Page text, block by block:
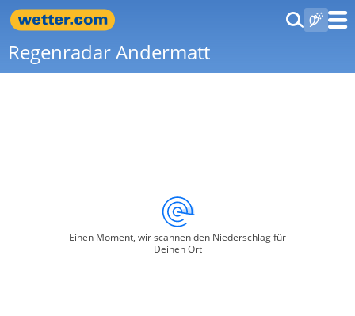
Regenradar Andermatt
Einen Moment, wir scannen den Niederschlag für
Deinen Ort